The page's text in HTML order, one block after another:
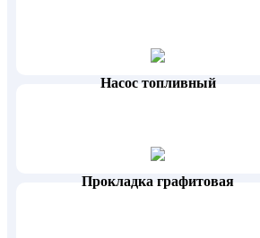
Насос топливный
Прокладка графитовая